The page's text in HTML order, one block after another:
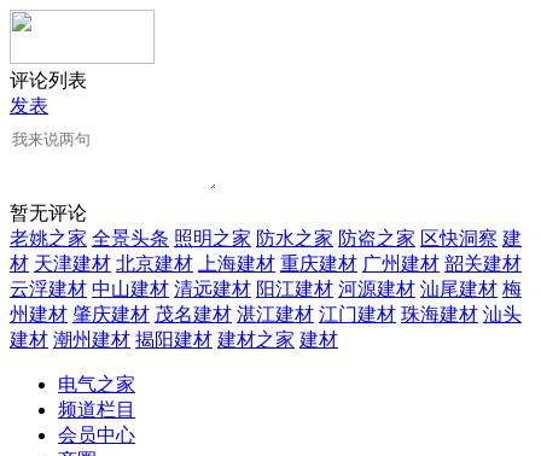
评论列表
发表
暂无评论
老姚之家 全景头条 照明之家 防水之家 防盗之家 区快洞察 建
材 天津建材 北京建材 上海建材 重庆建材 广州建材 韶关建材
云浮建材 中山建材 清远建材 阳江建材 河源建材 汕尾建材 梅
州建材 肇庆建材 茂名建材 湛江建材 江门建材 珠海建材 汕头
建材 潮州建材 揭阳建材 建材之家 建材
电气之家
频道栏目
会员中心